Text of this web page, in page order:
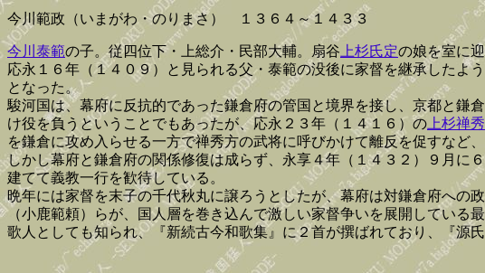
今川範政（いまがわ・のりまさ） １３６４～１４３３
今川泰範の子。従四位下・上総介・民部大輔。扇谷 上杉氏定の娘を室に
応永１６年（１４０９）と見られる父・泰範の没後に家督を継承したよ
となった。
駿河国は、幕府に反抗的であった鎌倉府の管国と境界を接し、京都と鎌
け役を負うということでもあったが、応永２３年（１４１６）の 上杉禅
を鎌倉に攻め入らせる一方で禅秀方の武将に呼びかけて離反を促すなど
しかし幕府と鎌倉府の関係修復は成らず、永享４年（１４３２）９月に６
建てて義教一行を歓待している。
晩年には家督を末子の千代秋丸に譲ろうとしたが、幕府は対鎌倉府への
（小鹿範頼）らが、国人層を巻き込んで激しい家督争いを展開している
歌人としても知られ、『新続古今和歌集』に２首が撰ばれており、『源